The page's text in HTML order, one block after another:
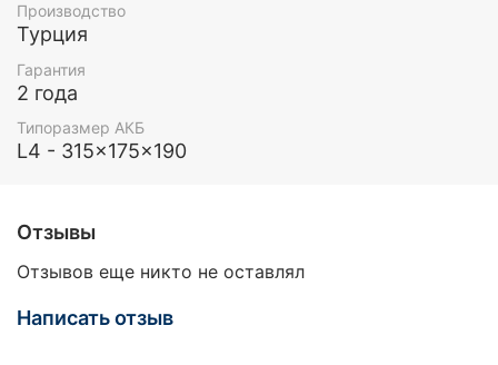
Производство
Турция
Гарантия
2 года
Типоразмер АКБ
L4 - 315x175x190
Отзывы
Отзывов еще никто не оставлял
Написать отзыв